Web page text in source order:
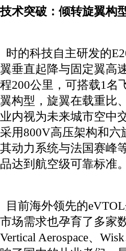
技术突破：倾转旋翼构
时的科技自主研发的
翼垂直起降与固定翼高
程200公里，可搭载1名
翼构型，旋翼在载重比
业内视为未来城市空中
采用800V高压架构和
其动力系统与法国赛峰
品达到航空级可靠标准。
目前海外领先的
市场需求也孕育了多家
Vertical Aerospace、